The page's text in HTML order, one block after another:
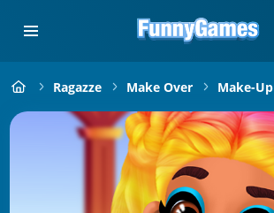
Ragazze Make Over Make-Up